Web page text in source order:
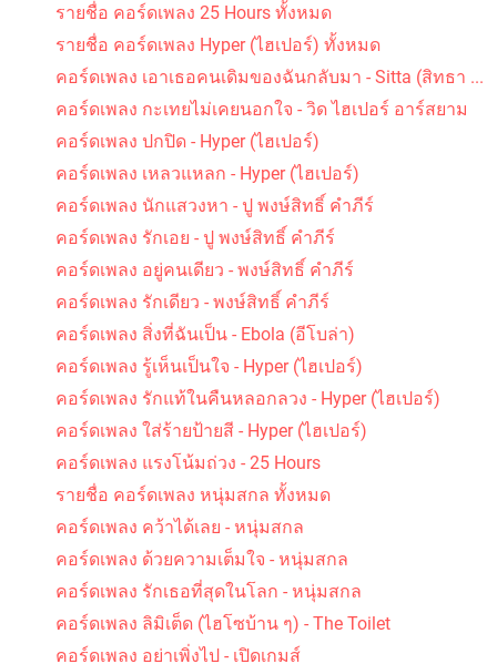
รายชื่อ คอร์ดเพลง 25 Hours ทั้งหมด
รายชื่อ คอร์ดเพลง Hyper (ไฮเปอร์) ทั้งหมด
คอร์ดเพลง เอาเธอคนเดิมของฉันกลับมา - Sitta (สิทธา ...
คอร์ดเพลง กะเทยไม่เคยนอกใจ - วิด ไฮเปอร์ อาร์สยาม
คอร์ดเพลง ปกปิด - Hyper (ไฮเปอร์)
คอร์ดเพลง เหลวแหลก - Hyper (ไฮเปอร์)
คอร์ดเพลง นักแสวงหา - ปู พงษ์สิทธิ์ คำภีร์
คอร์ดเพลง รักเอย - ปู พงษ์สิทธิ์ คำภีร์
คอร์ดเพลง อยู่คนเดียว - พงษ์สิทธิ์ คำภีร์
คอร์ดเพลง รักเดียว - พงษ์สิทธิ์ คำภีร์
คอร์ดเพลง สิ่งที่ฉันเป็น - Ebola (อีโบล่า)
คอร์ดเพลง รู้เห็นเป็นใจ - Hyper (ไฮเปอร์)
คอร์ดเพลง รักแท้ในคืนหลอกลวง - Hyper (ไฮเปอร์)
คอร์ดเพลง ใส่ร้ายป้ายสี - Hyper (ไฮเปอร์)
คอร์ดเพลง แรงโน้มถ่วง - 25 Hours
รายชื่อ คอร์ดเพลง หนุ่มสกล ทั้งหมด
คอร์ดเพลง คว้าได้เลย - หนุ่มสกล
คอร์ดเพลง ด้วยความเต็มใจ - หนุ่มสกล
คอร์ดเพลง รักเธอที่สุดในโลก - หนุ่มสกล
คอร์ดเพลง ลิมิเต็ด (ไฮโซบ้าน ๆ) - The Toilet
คอร์ดเพลง อย่าเพิ่งไป - เปิดเกมส์